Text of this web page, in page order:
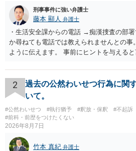
刑事事件に強い弁護士
藤本 顯人 弁護士
・生活安全課からの電話 →痴漢捜査の部
か尋ねても電話では教えられませんとの
ように伝えます。 事前にヒントを与える
たり →やはり痴漢として疑われているの
ないのであれば、何も疑われる筋合いは
はないですね。
2
過去の公然わいせつ行為に関
いて。
#公然わいせつ #執行猶予 #釈放・保釈 #不起訴
#前科・前歴をつけたくない
2026年8月7日
竹本 真紀 弁護士